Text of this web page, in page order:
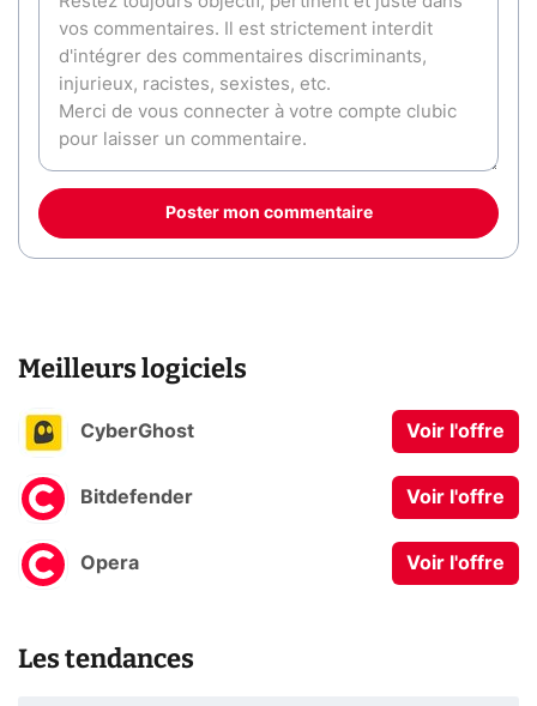
Poster mon commentaire
Meilleurs logiciels
CyberGhost Voir l'offre
Bitdefender Voir l'offre
Opera Voir l'offre
Les tendances